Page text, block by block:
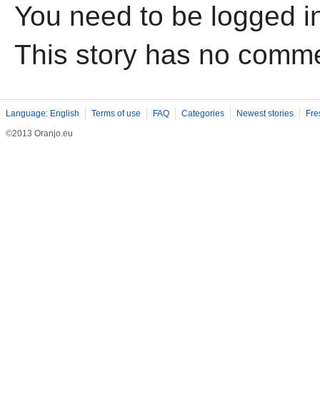
You need to be logged
This story has no
Language: English Terms of use FAQ Categories Newest stories
©2013 Oranjo.eu